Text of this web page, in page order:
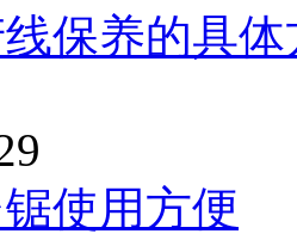
保养的具体
使用方便